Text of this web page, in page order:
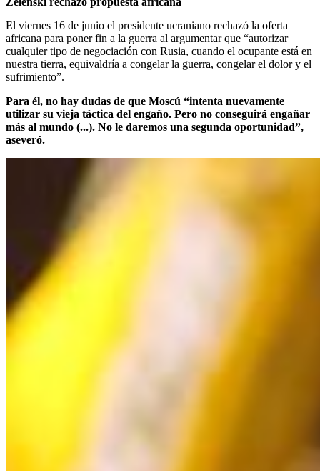
El viernes 16 de junio el presidente ucraniano rechazó la oferta
africana para poner fin a la guerra al argumentar que “autorizar
cualquier tipo de negociación con Rusia, cuando el ocupante está en
nuestra tierra, equivaldría a congelar la guerra, congelar el dolor y el
sufrimiento”.
Para él, no hay dudas de que Moscú “intenta nuevamente
utilizar su vieja táctica del engaño. Pero no conseguirá engañar
más al mundo (...). No le daremos una segunda oportunidad”,
aseveró.